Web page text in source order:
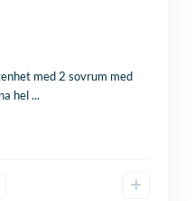
med 2 sovrum med
hel...